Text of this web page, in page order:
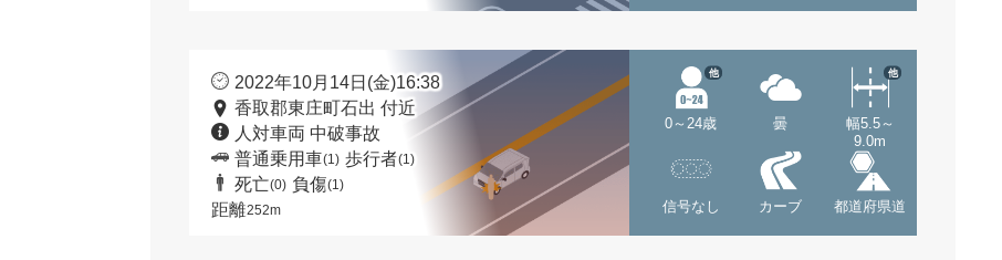
2022年10月14日(金)16:38
香取郡東庄町石出 付近
人対車両 中破事故
普通乗用車(1) 歩行者(1)
死亡(0) 負傷(1)
距離252m
0～24歳
他
曇
幅5.5～
9.0m
他
信号なし カーブ 都道府県道